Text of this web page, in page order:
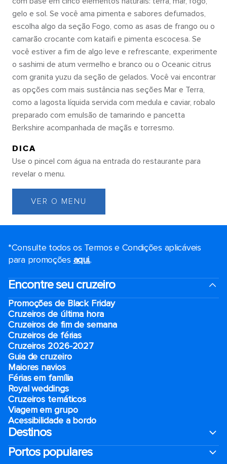
gelo e sol. Se você ama pimenta e sabores defumados,
escolha algo da seção Fogo, como as asas de frango ou o
camarão crocante com kataifi e pimenta escocesa. Se
você estiver a fim de algo leve e refrescante, experimente
o sashimi de atum vermelho e branco ou o Oceanic citrus
com granita yuzu da seção de gelados. Você vai encontrar
as opções com mais sustância nas seções Mar e Terra,
como a lagosta líquida servida com medula e caviar, robalo
preparado com emulsão de tamarindo e pancetta
Berkshire acompanhada de maçãs e torresmo.
DICA
Use o pincel com água na entrada do restaurante para
revelar o menu.
VER O MENU
*Consulte todos os Termos e Condições aplicáveis ​​
para promoções aqui..
Encontre seu cruzeiro
Promoções de Black Friday
Cruzeiros de última hora
Cruzeiros de fim de semana
Cruzeiros de férias
Cruzeiros 2026-2027
Guia de cruzeiro
Maiores navios
Férias em família
Royal weddings
Cruzeiros temáticos
Viagem em grupo
Acessibilidade a bordo
Destinos
Portos populares